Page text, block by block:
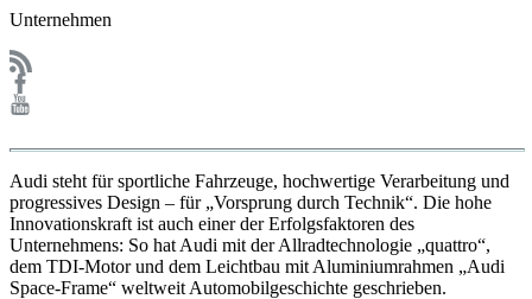
Unternehmen
Audi steht für sportliche Fahrzeuge, hochwertige Verarbeitung und
progressives Design – für „Vorsprung durch Technik“. Die hohe
Innovationskraft ist auch einer der Erfolgsfaktoren des
Unternehmens: So hat Audi mit der Allradtechnologie „quattro“,
dem TDI-Motor und dem Leichtbau mit Aluminiumrahmen „Audi
Space-Frame“ weltweit Automobilgeschichte geschrieben.